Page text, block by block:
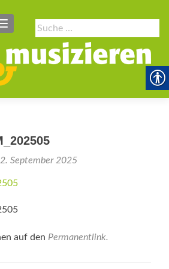
Suche
nach:
SCHALTE NAVIGATION
September 2025
auf den Permanentlink.